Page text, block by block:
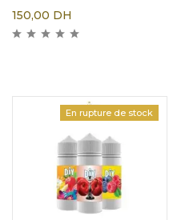
150,00 DH
En rupture de stock